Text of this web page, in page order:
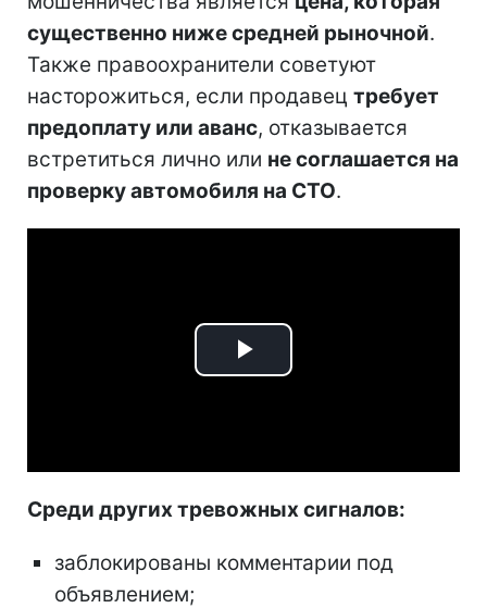
существенно ниже средней рыночной.
Также правоохранители советуют
насторожиться, если продавец требует
предоплату или аванс, отказывается
встретиться лично или не соглашается на
проверку автомобиля на СТО.
Play
Среди других тревожных сигналов:
заблокированы комментарии под
объявлением;